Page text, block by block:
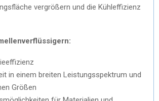
vergrößern und die Kühleffizienz
in einem breiten Leistungsspektrum und
Größen